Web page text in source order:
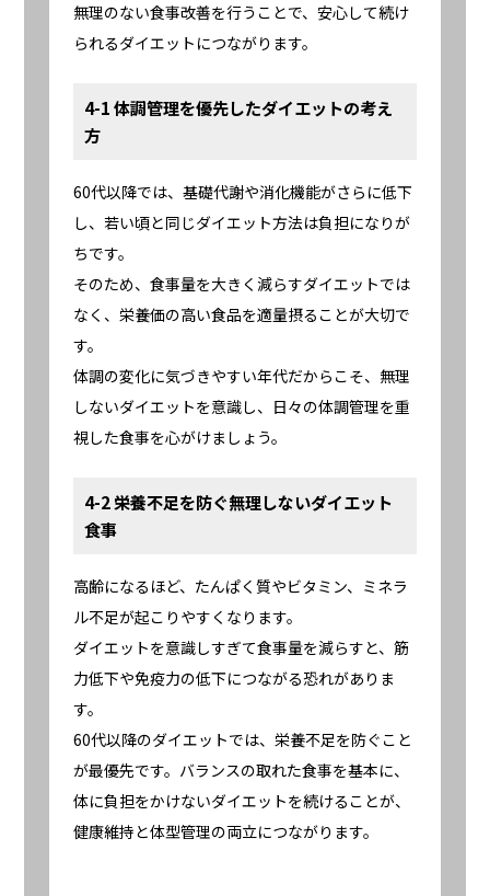
無理のない食事改善を行うことで、安心して続け
られるダイエットにつながります。
4-1 体調管理を優先したダイエットの考え
方
60代以降では、基礎代謝や消化機能がさらに低下
し、若い頃と同じダイエット方法は負担になりが
ちです。
そのため、食事量を大きく減らすダイエットでは
なく、栄養価の高い食品を適量摂ることが大切で
す。
体調の変化に気づきやすい年代だからこそ、無理
しないダイエットを意識し、日々の体調管理を重
視した食事を心がけましょう。
4-2 栄養不足を防ぐ無理しないダイエット
食事
高齢になるほど、たんぱく質やビタミン、ミネラ
ル不足が起こりやすくなります。
ダイエットを意識しすぎて食事量を減らすと、筋
力低下や免疫力の低下につながる恐れがありま
す。
60代以降のダイエットでは、栄養不足を防ぐこと
が最優先です。バランスの取れた食事を基本に、
体に負担をかけないダイエットを続けることが、
健康維持と体型管理の両立につながります。